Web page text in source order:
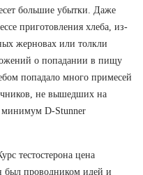
большие убытки. Даже
приготовления хлеба, из-
жерновах или толкли
о попадании в пищу
попадало много примесей
не вышедших на
минимум D-Stunner
тестостерона цена
был проводником идей и